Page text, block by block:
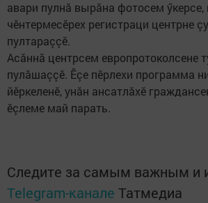
авари пулнă вырăна фотосем ӳкерсе,
чӗнтермесӗрех регистраци центрне
пултараççӗ.
Асăннă центрсем европротоколсене
пулăшаççӗ. Ӗçе пӗрлехи программа
йӗркеленӗ, унăн ансатлăхӗ
ӗçлеме май парать.
Следите за самым важным и
Telegram-канале Татмедиа